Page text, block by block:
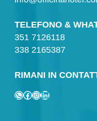
TELEFONO &
351 7126118
338 2165387
RIMANI IN
WhatsApp Facebook InstagramLinkedIn